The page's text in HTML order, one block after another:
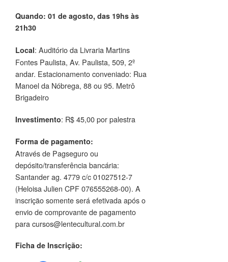
Quando: 01 de agosto, das 19hs às
21h30
Local: Auditório da Livraria Martins
Fontes Paulista, Av. Paulista, 509, 2º
andar. Estacionamento conveniado: Rua
Manoel da Nóbrega, 88 ou 95. Metrô
Brigadeiro
Investimento: R$ 45,00 por palestra
Forma de pagamento:
Através de Pagseguro ou
depósito/transferência bancária:
Santander ag. 4779 c/c 01027512-7
(Heloisa Julien CPF 076555268-00). A
inscrição somente será efetivada após o
envio de comprovante de pagamento
para cursos@lentecultural.com.br
Ficha de Inscrição: